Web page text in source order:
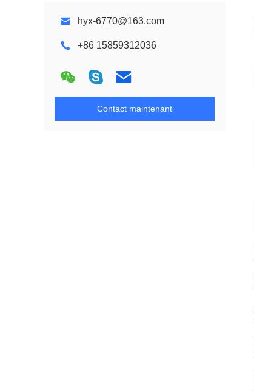
hyx-6770@163.com
+86 15859312036
Contact maintenant